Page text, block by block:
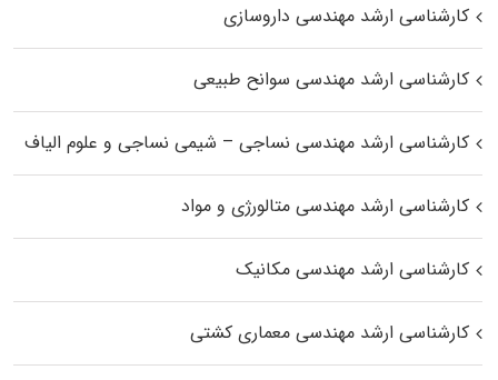
کارشناسی ارشد مهندسی داروسازی
کارشناسی ارشد مهندسی سوانح طبیعی
کارشناسی ارشد مهندسی نساجی – شیمی نساجی و علوم الیاف
کارشناسی ارشد مهندسی متالورژی و مواد
کارشناسی ارشد مهندسی مکانیک
کارشناسی ارشد مهندسی معماری کشتی